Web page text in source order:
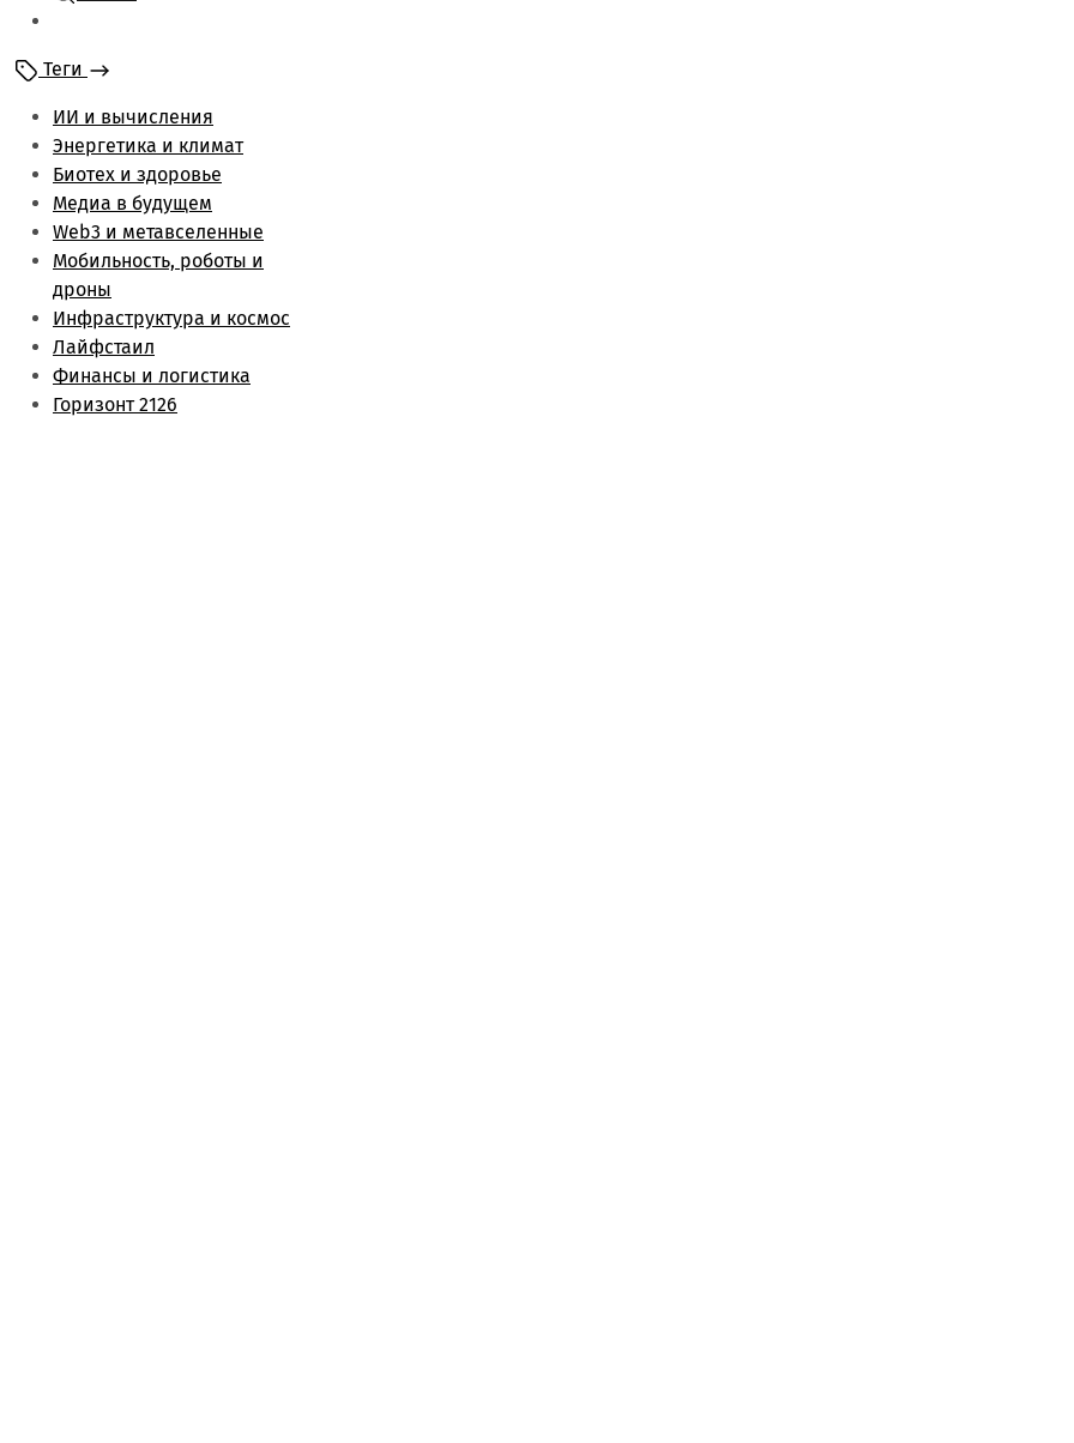
Энергетика и климат
Лайфстаил
Биотех и здоровье
Финансы и логистика
Метаверс и web3
Инфраструктура и
космос
Будущее медиа
Обзоры
Теги
ИИ и вычисления
Энергетика и климат
Биотех и здоровье
Медиа в будущем
Web3 и метавселенные
Мобильность, роботы и
дроны
Инфраструктура и космос
Лайфстаил
Финансы и логистика
Горизонт 2126